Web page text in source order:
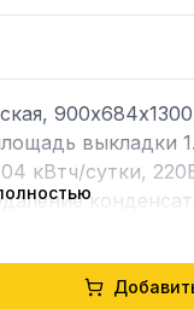
выкладки
кВтч/сутки,
безрамочное
двери-